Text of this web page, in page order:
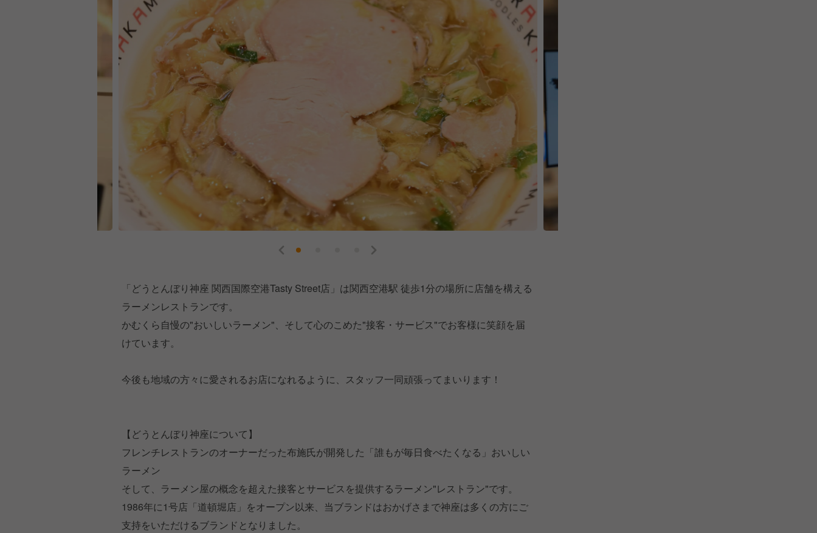
「どうとんぼり神座 関西国際空港Tasty Street店」は関西空港駅 徒歩1分の場所に店舗を構える
ラーメンレストランです。
かむくら自慢の"おいしいラーメン"、そして心のこめた"接客・サービス"でお客様に笑顔を届
けています。
今後も地域の方々に愛されるお店になれるように、スタッフ一同頑張ってまいります！
【どうとんぼり神座について】
フレンチレストランのオーナーだった布施氏が開発した「誰もが毎日食べたくなる」おいしい
ラーメン
そして、ラーメン屋の概念を超えた接客とサービスを提供するラーメン"レストラン"です。
1986年に1号店「道頓堀店」をオープン以来、当ブランドはおかげさまで神座は多くの方にご
支持をいただけるブランドとなりました。